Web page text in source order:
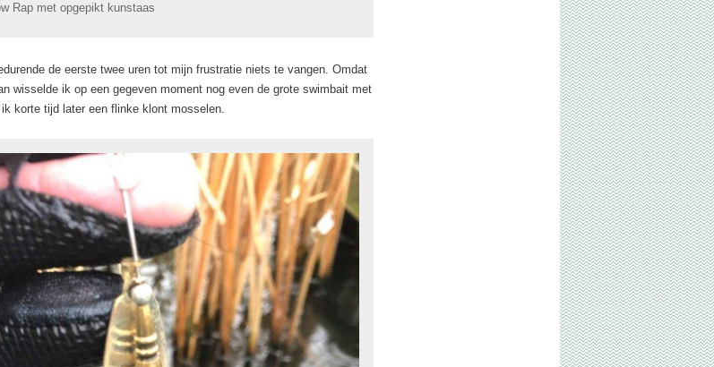
Rap met opgepikt kunstaas
de eerste twee uren tot mijn frustratie niets te vangen. Omdat
wisselde ik op een gegeven moment nog even de grote swimbait met
korte tijd later een flinke klont mosselen.